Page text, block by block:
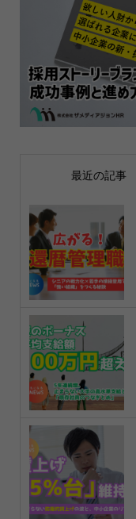
最近の記事